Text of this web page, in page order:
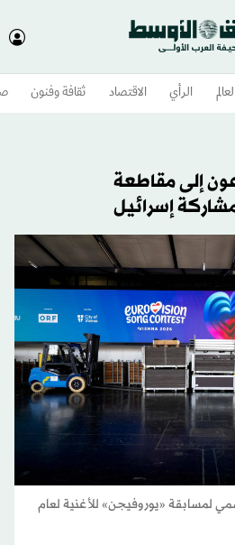
العالم الرأي الاقتصاد ثقافة وفنون
إلى مقاطعة
إسرائيل
لمسابقة «يوروفيجن» للأغنية لعام